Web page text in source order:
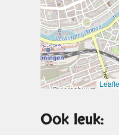
Ook leuk: